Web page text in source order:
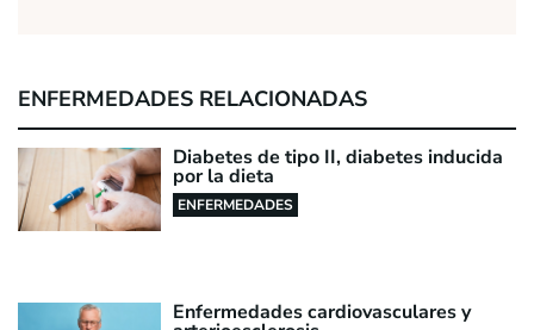
ENFERMEDADES RELACIONADAS
Diabetes de tipo II, diabetes inducida
por la dieta
ENFERMEDADES
Enfermedades cardiovasculares y